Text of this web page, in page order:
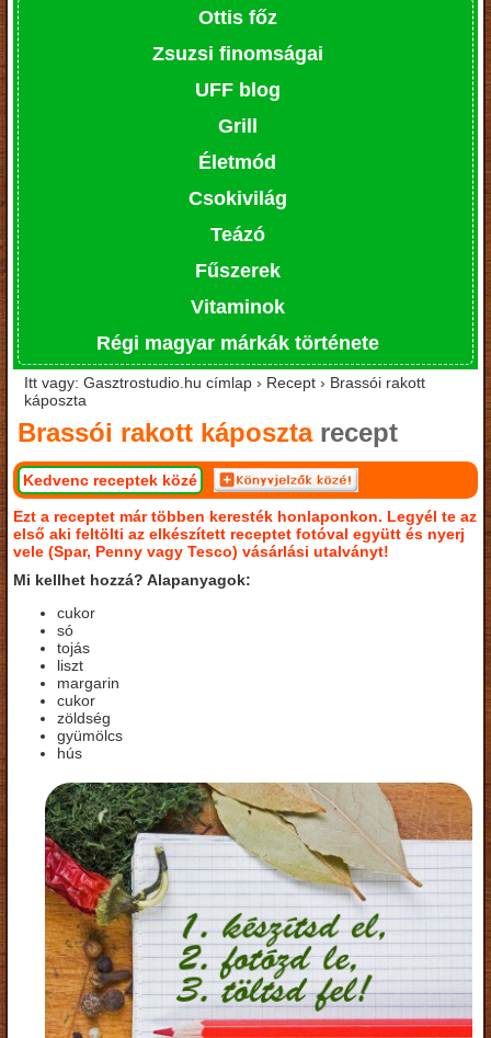
Ottis főz
Zsuzsi finomságai
UFF blog
Grill
Életmód
Csokivilág
Teázó
Fűszerek
Vitaminok
Régi magyar márkák története
Itt vagy: Gasztrostudio.hu címlap › Recept › Brassói rakott
káposzta
Brassói rakott káposztarecept
Kedvenc receptek közé
Ezt a receptet már többen keresték honlaponkon. Legyél te az
első aki feltölti az elkészített receptet fotóval együtt és nyerj
vele (Spar, Penny vagy Tesco) vásárlási utalványt!
Mi kellhet hozzá? Alapanyagok:
cukor
só
tojás
liszt
margarin
cukor
zöldség
gyümölcs
hús